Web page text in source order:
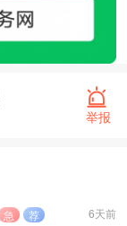
举报
6天前
急 荐